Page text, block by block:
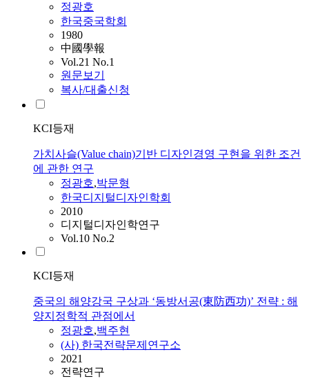
정광호
한국중국학회
1980
中國學報
Vol.21 No.1
원문보기
복사/대출신청
KCI등재
가치사슬(Value chain)기반 디자인경영 구현을 위한 조건
에 관한 연구
정광호,박문형
한국디지털디자인학회
2010
디지털디자인학연구
Vol.10 No.2
KCI등재
중국의 해양강국 구상과 ‘동방서공(東防西功)’ 전략 : 해
양지정학적 관점에서
정광호,백주현
(사) 한국전략문제연구소
2021
전략연구